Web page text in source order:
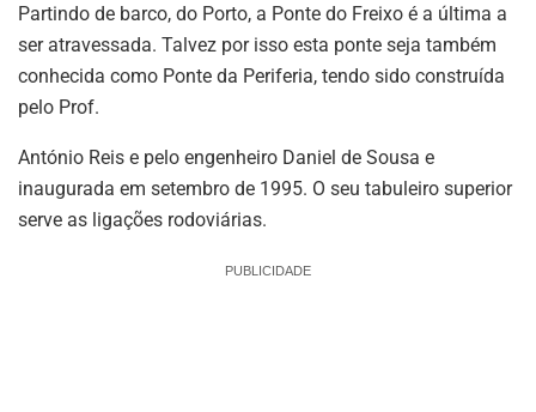
Partindo de barco, do Porto, a Ponte do Freixo é a última a
ser atravessada. Talvez por isso esta ponte seja também
conhecida como Ponte da Periferia, tendo sido construída
pelo Prof.
António Reis e pelo engenheiro Daniel de Sousa e
inaugurada em setembro de 1995. O seu tabuleiro superior
serve as ligações rodoviárias.
PUBLICIDADE